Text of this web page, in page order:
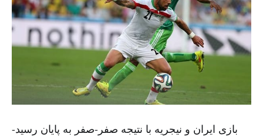
بازی ایران و نیجریه با نتیجه صفر-صفر به پایان رسید-